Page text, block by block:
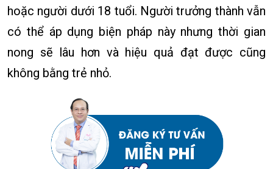
hoặc người dưới 18 tuổi. Người trưởng thành vẫn
có thể áp dụng biện pháp này nhưng thời gian
nong sẽ lâu hơn và hiệu quả đạt được cũng
không bằng trẻ nhỏ.